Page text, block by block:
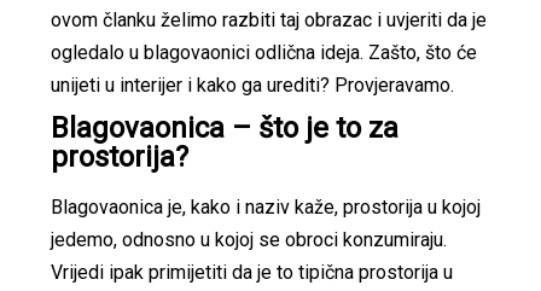
ovom članku želimo razbiti taj obrazac i uvjeriti da je
ogledalo u blagovaonici odlična ideja. Zašto, što će
unijeti u interijer i kako ga urediti? Provjeravamo.
Blagovaonica – što je to za
prostorija?
Blagovaonica je, kako i naziv kaže, prostorija u kojoj
jedemo, odnosno u kojoj se obroci konzumiraju.
Vrijedi ipak primijetiti da je to tipična prostorija u